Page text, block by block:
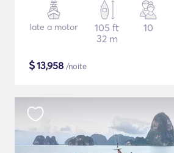
Iate a motor
105 ft
32 m
10
$13,958 /noite